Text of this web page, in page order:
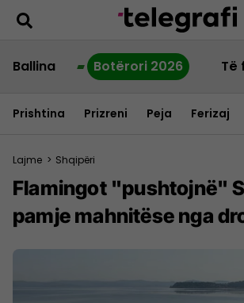
Ballina Botërori 2026 Të
Prishtina Prizreni Peja Ferizaj
Lajme > Shqipëri
Flamingot "pushtojnë"
pamje mahnitëse nga